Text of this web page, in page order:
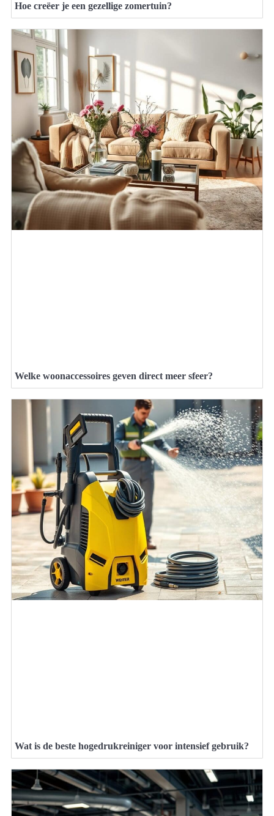
Hoe creëer je een gezellige zomertuin?
Welke woonaccessoires geven direct meer sfeer?
Wat is de beste hogedrukreiniger voor intensief gebruik?